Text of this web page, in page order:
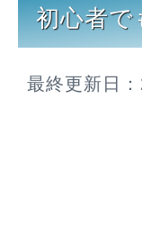
初心者
最終更新日